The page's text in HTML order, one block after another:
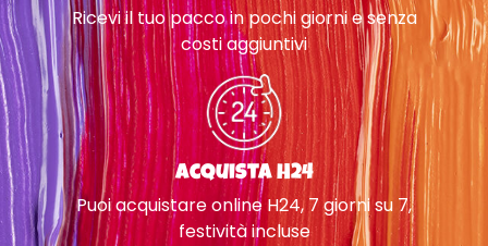
Ricevi il tuo pacco in pochi giorni e senza
costi aggiuntivi
Acquista H24
Puoi acquistare online H24, 7 giorni su 7,
festività incluse